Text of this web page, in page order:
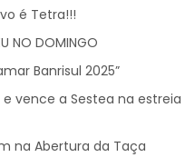
é Tetra!!!
NO DOMINGO
Banrisul 2025”
vence a Sestea na estreia
na Abertura da Taça